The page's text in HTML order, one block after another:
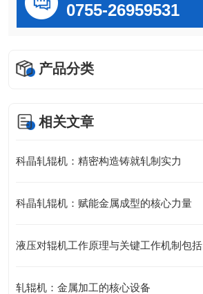
0755-26959531
产品分类
相关文章
科晶轧辊机：精密构造铸就轧制实力
科晶轧辊机：赋能金属成型的核心力量
液压对辊机工作原理与关键工作机制包括
轧辊机：金属加工的核心设备